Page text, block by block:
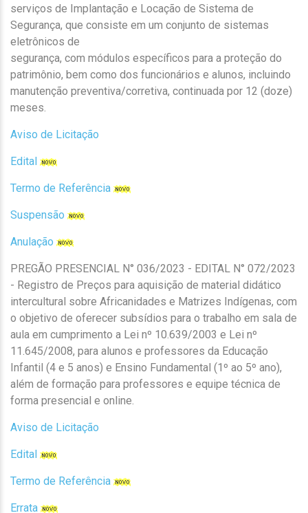
serviços de Implantação e Locação de Sistema de
Segurança, que consiste em um conjunto de sistemas
eletrônicos de
segurança, com módulos específicos para a proteção do
patrimônio, bem como dos funcionários e alunos, incluindo
manutenção preventiva/corretiva, continuada por 12 (doze)
meses.
Aviso de Licitação
Edital
Termo de Referência
Suspensão
Anulação
PREGÃO PRESENCIAL N° 036/2023 - EDITAL N° 072/2023
- Registro de Preços para aquisição de material didático
intercultural sobre Africanidades e Matrizes Indígenas, com
o objetivo de oferecer subsídios para o trabalho em sala de
aula em cumprimento a Lei nº 10.639/2003 e Lei nº
11.645/2008, para alunos e professores da Educação
Infantil (4 e 5 anos) e Ensino Fundamental (1º ao 5º ano),
além de formação para professores e equipe técnica de
forma presencial e online.
Aviso de Licitação
Edital
Termo de Referência
Errata